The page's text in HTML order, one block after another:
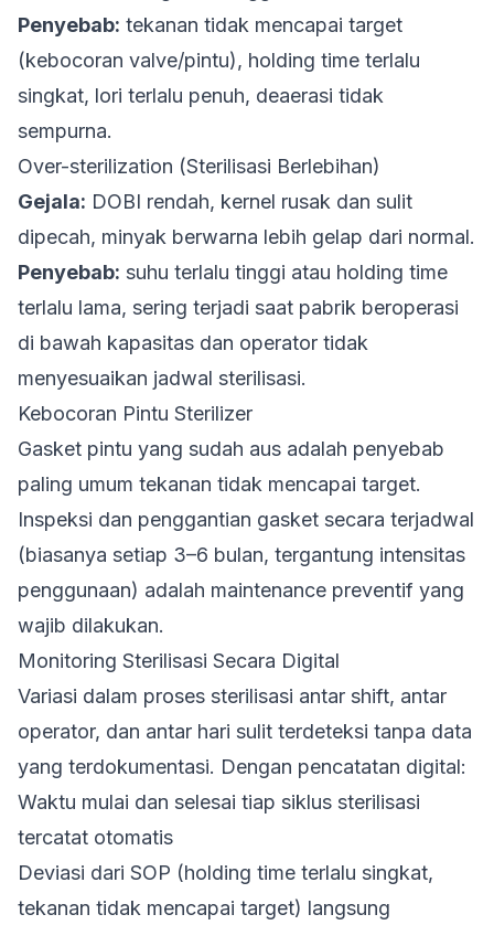
Penyebab: tekanan tidak mencapai target
(kebocoran valve/pintu), holding time terlalu
singkat, lori terlalu penuh, deaerasi tidak
sempurna.
Over-sterilization (Sterilisasi Berlebihan)
Gejala: DOBI rendah, kernel rusak dan sulit
dipecah, minyak berwarna lebih gelap dari normal.
Penyebab: suhu terlalu tinggi atau holding time
terlalu lama, sering terjadi saat pabrik beroperasi
di bawah kapasitas dan operator tidak
menyesuaikan jadwal sterilisasi.
Kebocoran Pintu Sterilizer
Gasket pintu yang sudah aus adalah penyebab
paling umum tekanan tidak mencapai target.
Inspeksi dan penggantian gasket secara terjadwal
(biasanya setiap 3–6 bulan, tergantung intensitas
penggunaan) adalah maintenance preventif yang
wajib dilakukan.
Monitoring Sterilisasi Secara Digital
Variasi dalam proses sterilisasi antar shift, antar
operator, dan antar hari sulit terdeteksi tanpa data
yang terdokumentasi. Dengan pencatatan digital:
Waktu mulai dan selesai tiap siklus sterilisasi
tercatat otomatis
Deviasi dari SOP (holding time terlalu singkat,
tekanan tidak mencapai target) langsung